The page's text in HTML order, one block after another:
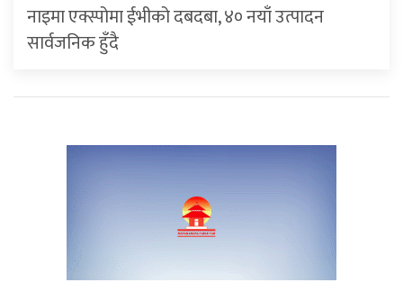
नाइमा एक्स्पोमा ईभीको दबदबा, ४० नयाँ उत्पादन
सार्वजनिक हुँदै